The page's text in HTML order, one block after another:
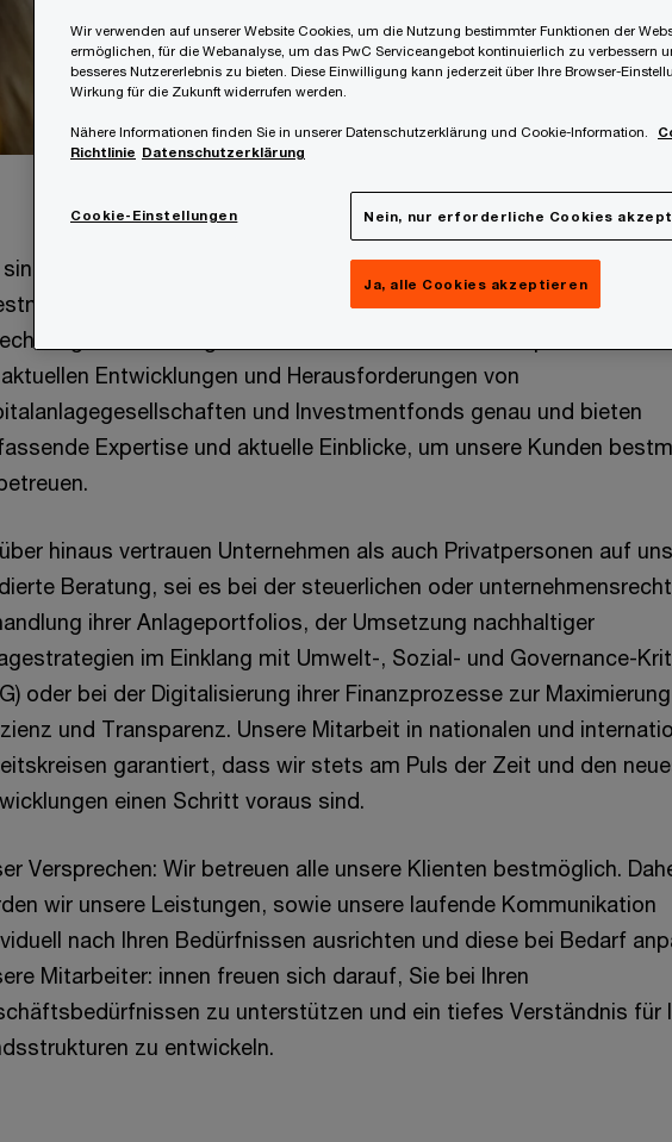
Marktführer im Bereich der steuerlichen Vertretung
in Österreich und verantworten als steuerlicher
und Meldung von über 14.000 Anteilsklassen pro Jahr. Wir
Entwicklungen und Herausforderungen von
und Investmentfonds genau und bieten
Expertise und aktuelle Einblicke, um unsere Kunden
hinaus vertrauen Unternehmen als auch Privatpersonen auf
Beratung, sei es bei der steuerlichen oder
ihrer Anlageportfolios, der Umsetzung nachhaltiger
im Einklang mit Umwelt-, Sozial- und Governance-
oder bei der Digitalisierung ihrer Finanzprozesse zur
und Transparenz. Unsere Mitarbeit in nationalen und
garantiert, dass wir stets am Puls der Zeit und den
einen Schritt voraus sind.
Versprechen: Wir betreuen alle unsere Klienten bestmöglich.
wir unsere Leistungen, sowie unsere laufende Kommunikation
nach Ihren Bedürfnissen ausrichten und diese bei Bedarf
Mitarbeiter: innen freuen sich darauf, Sie bei Ihren
zu unterstützen und ein tiefes Verständnis für
zu entwickeln.
Wir verwenden auf unserer Website Cookies, um die Nutzung bestimmter Funktionen der
ermöglichen, für die Webanalyse, um das PwC Serviceangebot kontinuierlich zu verbessern
besseres Nutzererlebnis zu bieten. Diese Einwilligung kann jederzeit über Ihre Browser-
Wirkung für die Zukunft widerrufen werden.
Nähere Informationen finden Sie in unserer Datenschutzerklärung und Cookie-Information.
Richtlinie Datenschutzerklärung
Cookie-Einstellungen Nein, nur erforderliche Cookies
Ja, alle Cookies akzeptieren